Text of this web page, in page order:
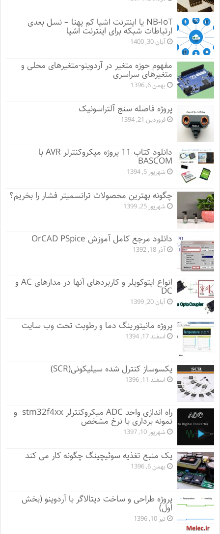
NB-IoT یا اینترنت اشیا کم پهنا – نسل بعدی
ارتباطات شبکه برای اینترنت اشیا
آبان 30, 1400
مفهوم حوزه متغیر در آردوینو-متغیرهای محلی و
متغیرهای سراسری
بهمن 6, 1396
پروژه فاصله سنج آلتراسونیک
فروردین 21, 1394
دانلود کتاب 11 پروژه میکروکنترلر AVR با
BASCOM
شهریور 5, 1394
چگونه بهترین محصولات ترانسمیتر فشار را بخریم؟
شهریور 25, 1399
دانلود مرجع کامل آموزش OrCAD PSpice
آذر 18, 1392
انواع اپتوکوپلر و کاربردهای آنها در مدارهای AC و
DC
آبان 20, 1399
پروژه مانيتورينگ دما و رطوبت تحت وب سایت
اسفند 17, 1394
یکسوساز کنترل شده سیلیکونی(SCR)
اسفند 11, 1396
راه اندازی واحد ADC میکروکنترلر stm32f4xx و
نمونه برداری با نرخ مشخص
شهریور 10, 1397
یک منبع تغذیه سوئیچینگ چگونه کار می کند
بهمن 6, 1396
پروژه طراحی و ساخت دیتالاگر با آردوینو (بخش
اول)
تیر 10, 1396